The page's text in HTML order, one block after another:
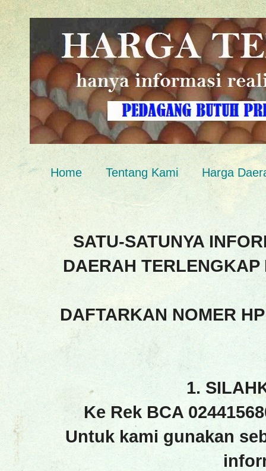
Home Tentang Kami Harga
SATU-SATUNYA
DAERAH TERLENGKAP
DAFTARKAN NOMER
1.
Ke Rek BCA
Untuk kami gunakan